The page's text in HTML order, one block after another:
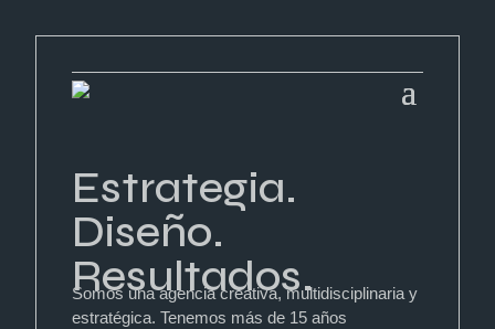
Estrategia.
Diseño.
Resultados.
Somos una agencia creativa, multidisciplinaria y
estratégica. Tenemos más de 15 años